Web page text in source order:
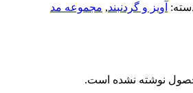
آویز و گردنبند, مجموعه مد
نوشته نشده است.